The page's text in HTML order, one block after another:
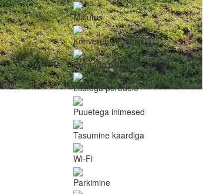
Majutus
Konverentsiruumid
Pulmade pidamise koht
Lastega peredele
Puuetega inimesed
Tasumine kaardiga
Wi-Fi
Parkimine